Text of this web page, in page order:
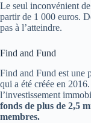
Le seul inconvénient
partir de 1 000 euros.
pas à l’atteindre.
Find and Fund
Find and Fund est une
qui a été créée en
l’investissement
fonds de plus de 2,5
membres.